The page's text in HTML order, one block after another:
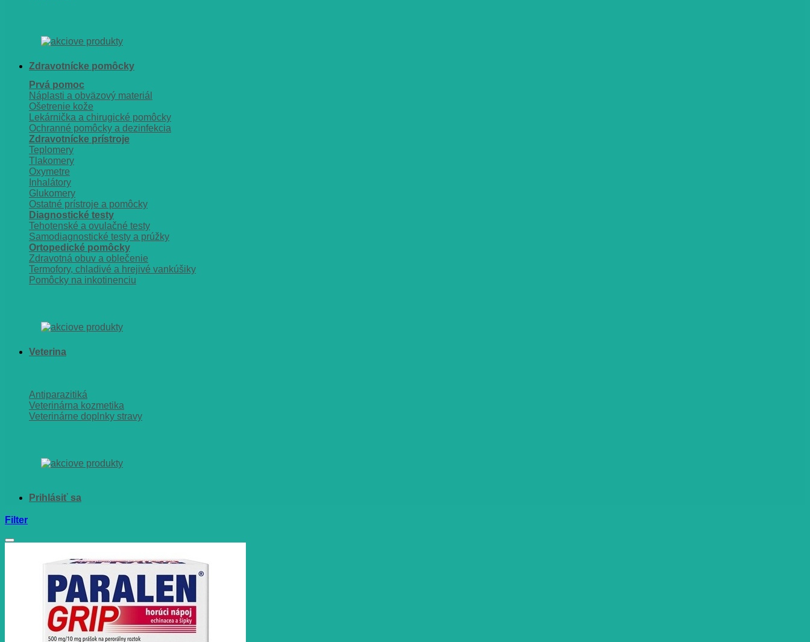
Zdravotnícke pomôcky
Prvá pomoc
Náplasti a obväzový materiál
Ošetrenie kože
Lekárnička a chirugické pomôcky
Ochranné pomôcky a dezinfekcia
Zdravotnícke prístroje
Teplomery
Tlakomery
Oxymetre
Inhalátory
Glukomery
Ostatné prístroje a pomôcky
Diagnostické testy
Tehotenské a ovulačné testy
Samodiagnostické testy a prúžky
Ortopedické pomôcky
Zdravotná obuv a oblečenie
Termofory, chladivé a hrejivé vankúšiky
Pomôcky na inkotinenciu
Veterina
Antiparazitiká
Veterinárna kozmetika
Veterinárne doplnky stravy
Filter